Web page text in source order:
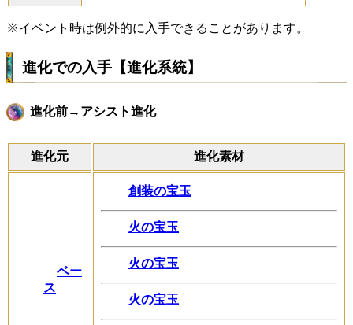
※イベント時は例外的に入手できることがあります。
進化での入手【進化系統】
進化前→アシスト進化
進化元 進化素材
ベー
ス
創装の宝玉
火の宝玉
火の宝玉
火の宝玉